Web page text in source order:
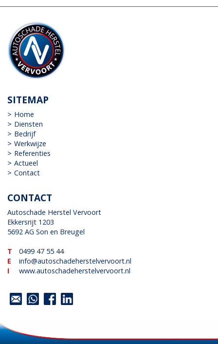
SITEMAP
Home
Diensten
Bedrijf
Werkwijze
Referenties
Actueel
Contact
CONTACT
Autoschade Herstel Vervoort
Ekkersrijt 1203
5692 AG Son en Breugel
T
0499 47 55 44
E
info@autoschadeherstelvervoort.nl
I
www.autoschadeherstelvervoort.nl